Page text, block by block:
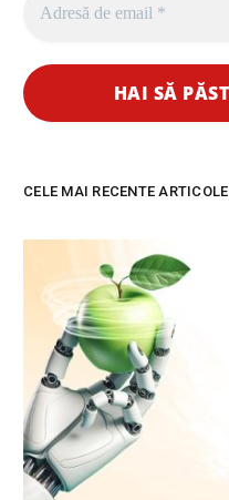
CELE MAI RECENTE ARTICOLE